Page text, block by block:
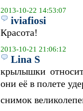
2013-10-22 14:53:07
iviafiosi
Красота!
2013-10-21 21:06:12
Lina S
крылышки
они её в полете
снимок